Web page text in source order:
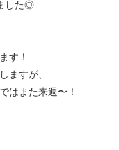
した◎
す！
ますが、
はまた来週〜！